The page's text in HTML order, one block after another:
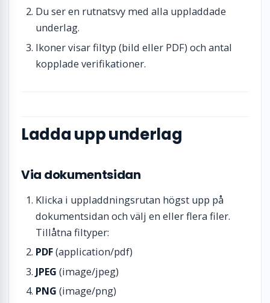
Du ser en rutnatsvy med alla uppladdade
underlag.
Ikoner visar filtyp (bild eller PDF) och antal
kopplade verifikationer.
Ladda upp underlag
Via dokumentsidan
Klicka i uppladdningsrutan högst upp på
dokumentsidan och välj en eller flera filer.
Tillåtna filtyper:
PDF(application/pdf)
JPEG (image/jpeg)
PNG (image/png)